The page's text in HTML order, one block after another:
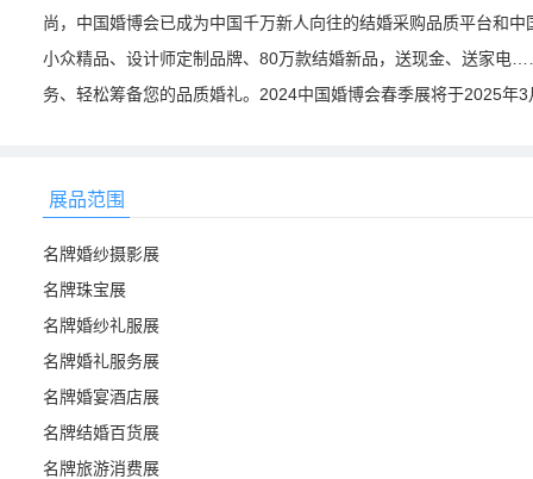
尚，中国婚博会已成为中国千万新人向往的结婚采购品质平台和
小众精品、设计师定制品牌、80万款结婚新品，送现金、送家电
务、轻松筹备您的品质婚礼。2024中国婚博会春季展将于2025年
展品范围
名牌婚纱摄影展
名牌珠宝展
名牌婚纱礼服展
名牌婚礼服务展
名牌婚宴酒店展
名牌结婚百货展
名牌旅游消费展